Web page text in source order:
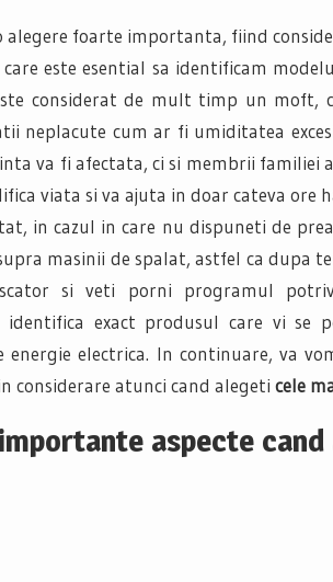
alegere foarte importanta, fiind
este esential sa identificam
considerat de mult timp un moft,
neplacute cum ar fi umiditatea
va fi afectata, ci si membrii familiei
viata si va ajuta in doar cateva ore
in cazul in care nu dispuneti de
masinii de spalat, astfel ca dupa
si veti porni programul
identifica exact produsul care vi se
electrica. In continuare, va
considerare atunci cand alegeti cele
aspecte